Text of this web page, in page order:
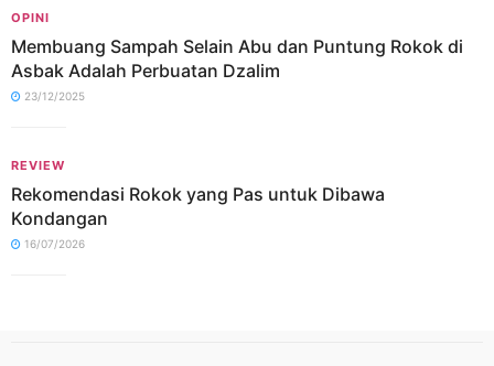
OPINI
Membuang Sampah Selain Abu dan Puntung Rokok di
Asbak Adalah Perbuatan Dzalim
23/12/2025
REVIEW
Rekomendasi Rokok yang Pas untuk Dibawa
Kondangan
16/07/2026